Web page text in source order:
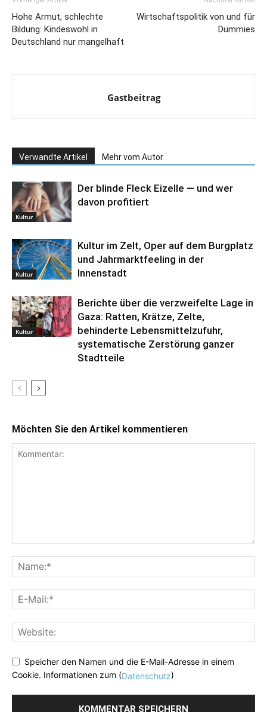
Hohe Armut, schlechte
Bildung: Kindeswohl in
Deutschland nur mangelhaft
Wirtschaftspolitik von und für
Dummies
Gastbeitrag
Verwandte Artikel Mehr vom Autor
Kultur
Der blinde Fleck Eizelle — und wer
davon profitiert
Kultur
Kultur im Zelt, Oper auf dem Burgplatz
und Jahrmarktfeeling in der
Innenstadt
Kultur
Berichte über die verzweifelte Lage in
Gaza: Ratten, Krätze, Zelte,
behinderte Lebensmittelzufuhr,
systematische Zerstörung ganzer
Stadtteile
Möchten Sie den Artikel kommentieren
Speicher den Namen und die E-Mail-Adresse in einem
Cookie. Informationen zum (Datenschutz)